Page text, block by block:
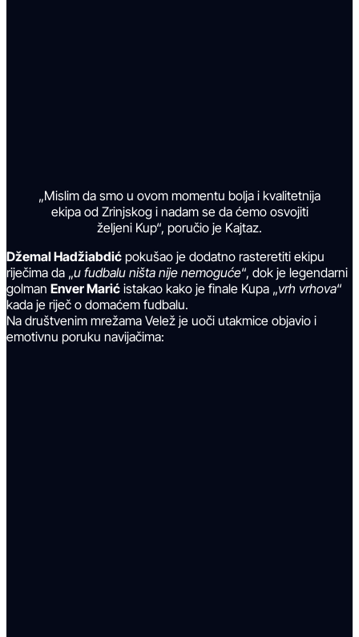
„Mislim da smo u ovom momentu bolja i kvalitetnija
ekipa od Zrinjskog i nadam se da ćemo osvojiti
željeni Kup“, poručio je Kajtaz.
Džemal Hadžiabdić pokušao je dodatno rasteretiti ekipu
riječima da „u fudbalu ništa nije nemoguće“, dok je legendarni
golman Enver Marić istakao kako je finale Kupa „vrh vrhova“
kada je riječ o domaćem fudbalu.
Na društvenim mrežama Velež je uoči utakmice objavio i
emotivnu poruku navijačima: